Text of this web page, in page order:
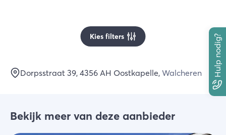
Hulp nodig?
Kies filters
Dorpsstraat 39, 4356 AH Oostkapelle, Walcheren
Bekijk meer van deze aanbieder